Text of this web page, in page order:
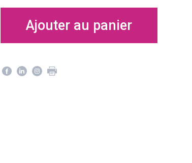
antioxydante
NatureAjouter au panier